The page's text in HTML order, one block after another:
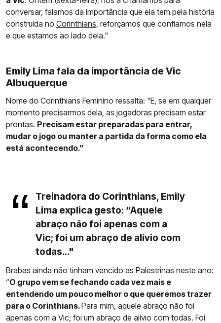
conversar, falamos da importância que ela tem pela história
construída no Corinthians , reforçamos que confiamos nela
e que estamos ao lado dela."
Emily Lima fala da importância de Vic
Albuquerque
Nome do Corinthians Feminino ressalta: "E, se em qualquer
momento precisarmos dela, as jogadoras precisam estar
prontas. Precisam estar preparadas para entrar,
mudar o jogo ou manter a partida da forma como ela
está acontecendo.”
Treinadora do Corinthians, Emily
Lima explica gesto: “Aquele
abraço não foi apenas com a
Vic; foi um abraço de alívio com
todas..."
Brabas ainda não tinham vencido as Palestrinas neste ano:
“O grupo vem se fechando cada vez mais e
entendendo um pouco melhor o que queremos trazer
para o Corinthians.Para mim, aquele abraço não foi
apenas com a Vic; foi um abraço de alívio com todas. Foi